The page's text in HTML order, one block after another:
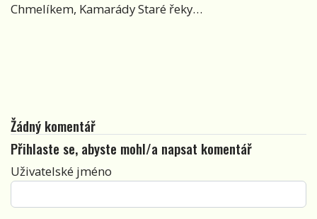
Chmelíkem, Kamarády Staré řeky…
Žádný komentář
Přihlaste se, abyste mohl/a napsat komentář
Uživatelské jméno